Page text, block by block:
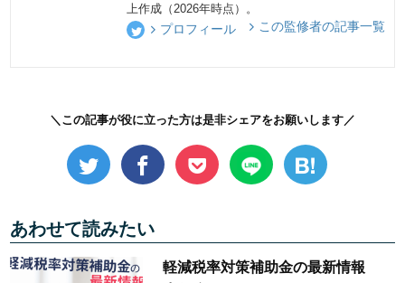
上作成（2026年時点）。
プロフィール この監修者の記事一覧
＼この記事が役に立った方は是非シェアをお願いします／
あわせて読みたい
軽減税率対策補助金の最新情報